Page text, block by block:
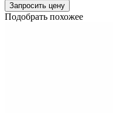
Запросить цену
Подобрать похожее